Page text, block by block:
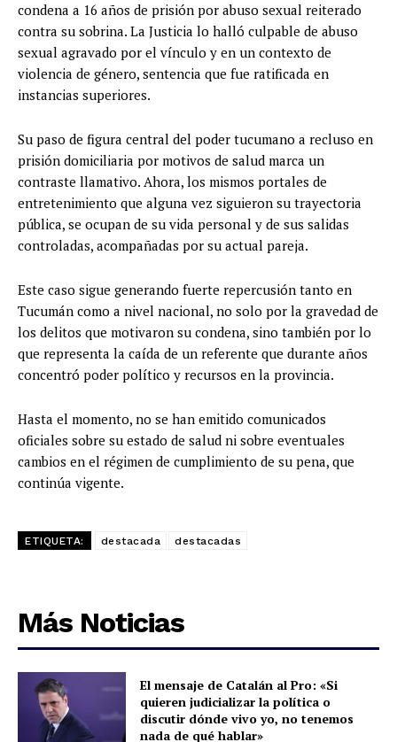
condena a 16 años de prisión por abuso sexual reiterado
contra su sobrina. La Justicia lo halló culpable de abuso
sexual agravado por el vínculo y en un contexto de
violencia de género, sentencia que fue ratificada en
instancias superiores.
Su paso de figura central del poder tucumano a recluso en
prisión domiciliaria por motivos de salud marca un
contraste llamativo. Ahora, los mismos portales de
entretenimiento que alguna vez siguieron su trayectoria
pública, se ocupan de su vida personal y de sus salidas
controladas, acompañadas por su actual pareja.
Este caso sigue generando fuerte repercusión tanto en
Tucumán como a nivel nacional, no solo por la gravedad de
los delitos que motivaron su condena, sino también por lo
que representa la caída de un referente que durante años
concentró poder político y recursos en la provincia.
Hasta el momento, no se han emitido comunicados
oficiales sobre su estado de salud ni sobre eventuales
cambios en el régimen de cumplimiento de su pena, que
continúa vigente.
ETIQUETA: destacada destacadas
Más Noticias
El mensaje de Catalán al Pro: «Si
quieren judicializar la política o
discutir dónde vivo yo, no tenemos
nada de qué hablar»